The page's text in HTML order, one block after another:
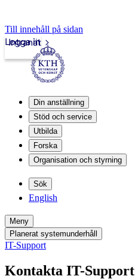
Till innehåll på sidan
Intranät
Logga in
Din anställning
Stöd och service
Utbilda
Forska
Organisation och styrning
Sök
English
Meny
Planerat systemunderhåll
IT-Support
Kontakta IT-Support